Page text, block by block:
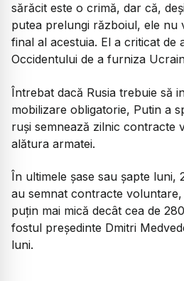
sărăcit este o crimă, dar că,
putea prelungi războiul, ele nu
final al acestuia. El a criticat de
Occidentului de a furniza
Întrebat dacă Rusia trebuie să
mobilizare obligatorie, Putin a
ruşi semnează zilnic contracte
alătura armatei.
În ultimele şase sau şapte luni,
au semnat contracte
puţin mai mică decât cea de
fostul preşedinte Dmitri
luni.